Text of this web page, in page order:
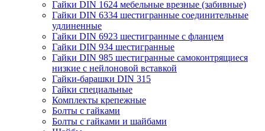
Гайки DIN 1624 мебельные врезные (забивные)
Гайки DIN 6334 шестигранные соединительные
удлиненные
Гайки DIN 6923 шестигранные с фланцем
Гайки DIN 934 шестигранные
Гайки DIN 985 шестигранные самоконтрящиеся
низкие с нейлоновой вставкой
Гайки-барашки DIN 315
Гайки специальные
Комплекты крепежные
Болты с гайками
Болты с гайками и шайбами